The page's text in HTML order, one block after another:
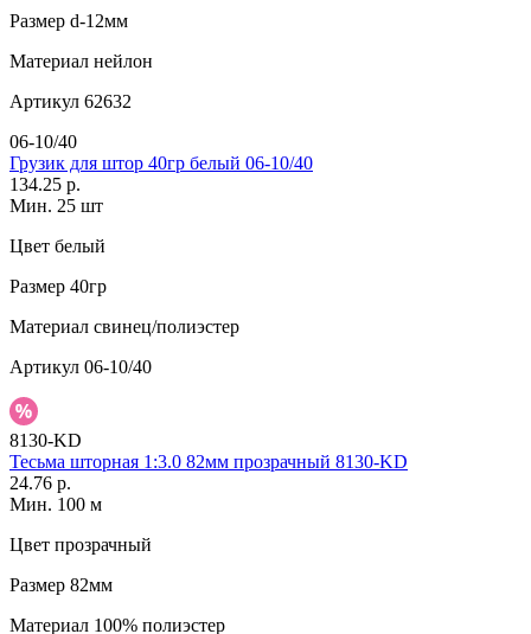
Размер d-12мм
Материал нейлон
Артикул 62632
06-10/40
Грузик для штор 40гр белый 06-10/40
134.25 р.
Мин. 25 шт
Цвет белый
Размер 40гр
Материал свинец/полиэстер
Артикул 06-10/40
8130-KD
Тесьма шторная 1:3.0 82мм прозрачный 8130-KD
24.76 р.
Мин. 100 м
Цвет прозрачный
Размер 82мм
Материал 100% полиэстер